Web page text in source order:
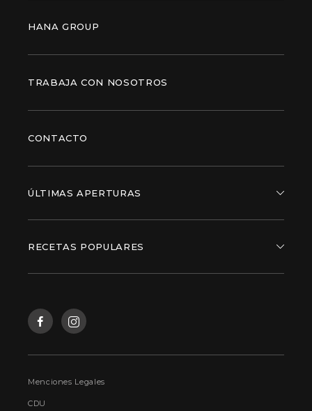
HANA GROUP
TRABAJA CON NOSOTROS
CONTACTO
ÚLTIMAS APERTURAS
RECETAS POPULARES
Menciones Legales
CDU